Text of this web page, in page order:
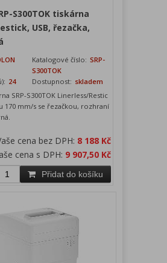
S300TOK tiskárna
USB, řezačka,
Katalogové číslo: SRP-
S300TOK
24 Dostupnost: skladem
SRP-S300TOK Linerless/Restic
170 mm/s se řezačkou, rozhraní
cena bez DPH: 8 188 Kč
cena s DPH: 9 907,50 Kč
Přidat do košíku